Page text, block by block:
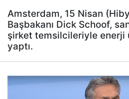
Amsterdam, 15 Nisan
Başbakanı Dick Schoof,
şirket temsilcileriyle enerji
yaptı.